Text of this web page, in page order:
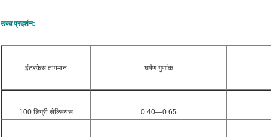
उच्च प्रदर्शन:
इंटरफ़ेस तापमान घर्षण गुणांक
100 डिग्री सेल्सियस 0.40—0.65